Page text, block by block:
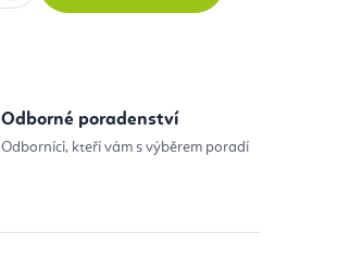
Odborné poradenství
Odborníci, kteří vám s výběrem poradí